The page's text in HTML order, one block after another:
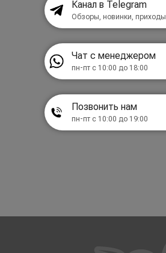
Канал в Telegram
Обзоры, новинки, приходы
Чат с менеджером
пн-пт с 10:00 до 18:00
Позвонить нам
пн-пт с 10:00 до 19:00